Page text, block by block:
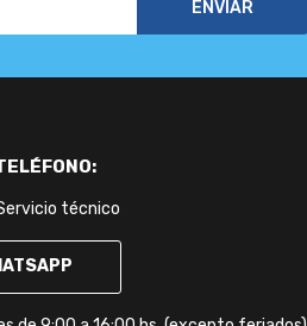
técnico